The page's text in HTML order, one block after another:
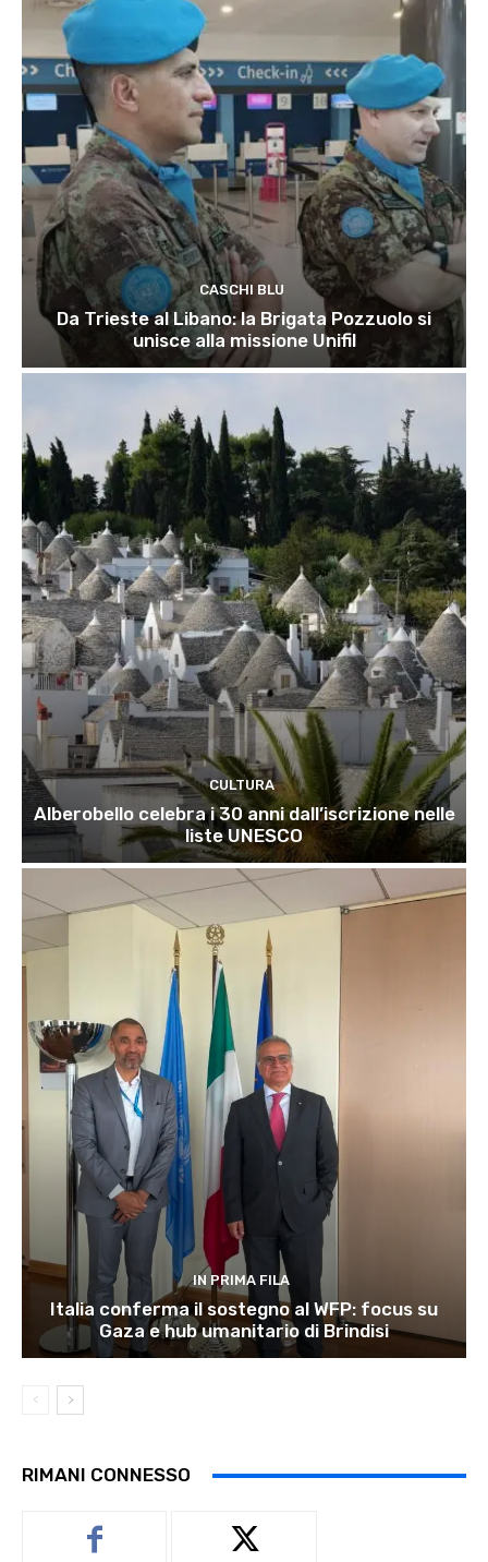
CASCHI BLU
Da Trieste al Libano: la Brigata Pozzuolo si
unisce alla missione Unifil
CULTURA
Alberobello celebra i 30 anni dall’iscrizione nelle
liste UNESCO
IN PRIMA FILA
Italia conferma il sostegno al WFP: focus su
Gaza e hub umanitario di Brindisi
RIMANI CONNESSO